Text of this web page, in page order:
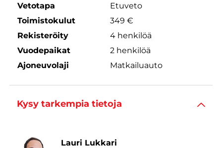
Vetotapa
Etuveto
Toimistokulut
349 €
Rekisteröity
4 henkilöä
Vuodepaikat
2 henkilöä
Ajoneuvolaji
Matkailuauto
Kysy tarkempia tietoja
Lauri Lukkari